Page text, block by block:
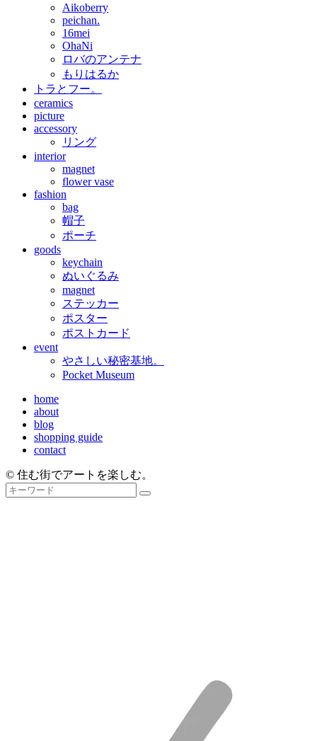
Aikoberry
peichan.
16mei
OhaNi
ロバのアンテナ
もりはるか
トラとフー。
ceramics
picture
accessory
リング
interior
magnet
flower vase
fashion
bag
帽子
ポーチ
goods
keychain
ぬいぐるみ
magnet
ステッカー
ポスター
ポストカード
event
やさしい秘密基地。
Pocket Museum
home
about
blog
shopping guide
contact
© 住む街でアートを楽しむ。